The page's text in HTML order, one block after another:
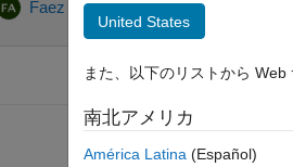
Faez Alkadi 2017 9 月 21
United States
また、以下のリストから Web
南北アメリカ
América Latina (Español)